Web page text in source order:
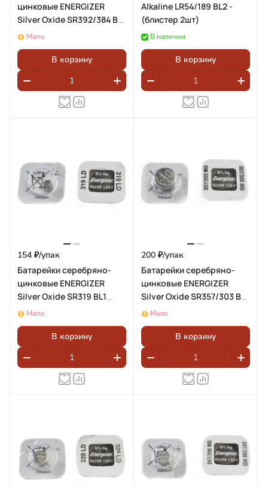
цинковые ENERGIZER
Silver Oxide SR392/384 BL1
(блистер 1шт)
Мало
В корзину
Alkaline LR54/189 BL2 -
(блистер 2шт)
В наличии
В корзину
154 ₽/упак
Батарейки серебряно-
цинковые ENERGIZER
Silver Oxide SR319 BL1
(блистер 1шт)
Мало
В корзину
200 ₽/упак
Батарейки серебряно-
цинковые ENERGIZER
Silver Oxide SR357/303 BL1
- (блистер 1шт)
Мало
В корзину